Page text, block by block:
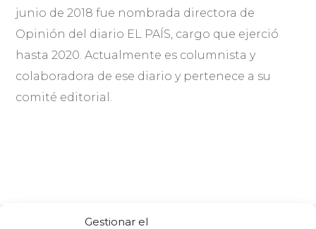
Gestionar el
junio de 2018 fue nombrada directora de
Opinión del diario EL PAÍS, cargo que ejerció
hasta 2020. Actualmente es columnista y
colaboradora de ese diario y pertenece a su
comité editorial.